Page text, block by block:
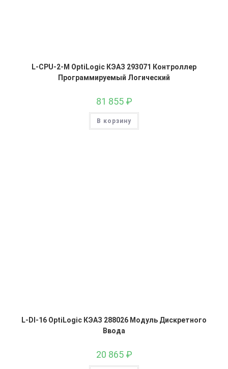
L-CPU-2-M OptiLogic КЭАЗ 293071 Контроллер
Программируемый Логический
81 855 ₽
В корзину
L-DI-16 OptiLogic КЭАЗ 288026 Модуль Дискретного
Ввода
20 865 ₽